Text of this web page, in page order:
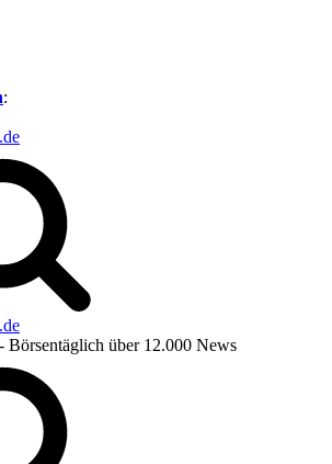
:
- Börsentäglich über 12.000 News